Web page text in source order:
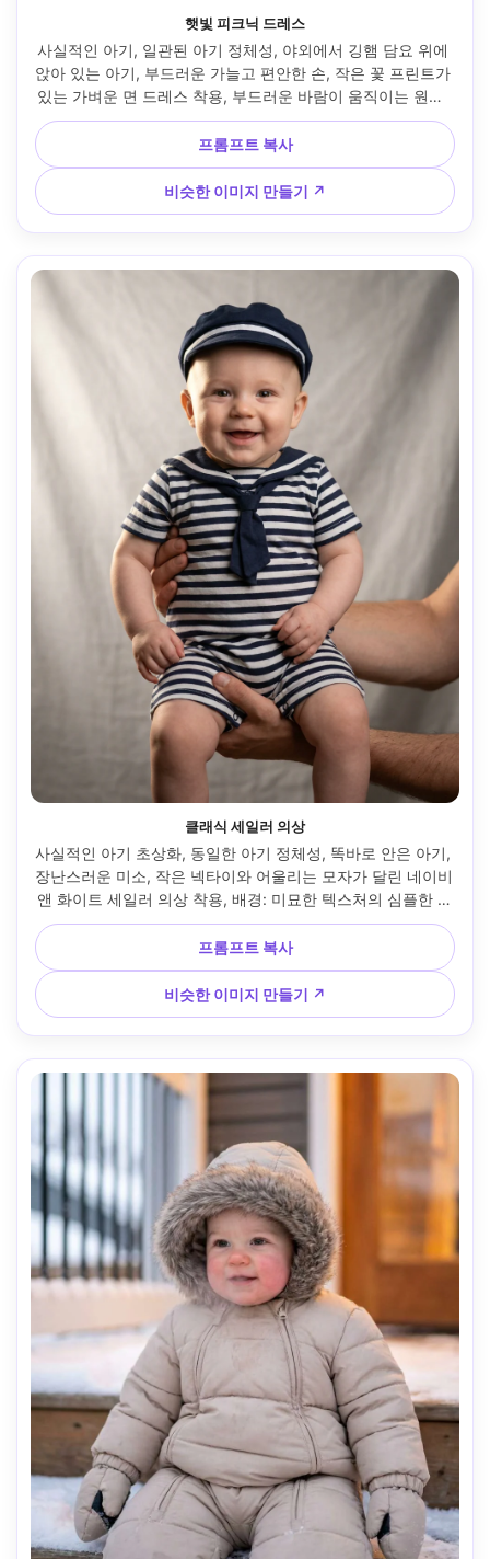
햇빛 피크닉 드레스
사실적인 아기, 일관된 아기 정체성, 야외에서 깅햄 담요 위에
앉아 있는 아기, 부드러운 가늘고 편안한 손, 작은 꽃 프린트가
있는 가벼운 면 드레스 착용, 부드러운 바람이 움직이는 원단,
배경: 푸른 잔디와 먼 나무가 흐려짐, 부드러운 반사경 충전재
가 있는 밝은 자연광, 후지필름 X-T5, 56mm f/1.2, 3/4 프레
임, 통풍이 잘되는 색상 등급, 사실적인 피부와 원단 접힘, 달콤
한 여름 추억 느낌 --ar 4:5
프롬프트 복사
비슷한 이미지 만들기 ↗
클래식 세일러 의상
사실적인 아기 초상화, 동일한 아기 정체성, 똑바로 안은 아기,
장난스러운 미소, 작은 넥타이와 어울리는 모자가 달린 네이비
앤 화이트 세일러 의상 착용, 배경: 미묘한 텍스처의 심플한 스
튜디오 배경, 부드러운 림 라이트가 있는 소프트박스 조명, 캐
논 R6, 85mm f/2, 가슴 위로 올라가는 프레임, 산뜻한 편집
룩, 사실적인 스티치와 피부 질감, 밝은 향수의 초상화 무드 --
ar 4:5
프롬프트 복사
비슷한 이미지 만들기 ↗